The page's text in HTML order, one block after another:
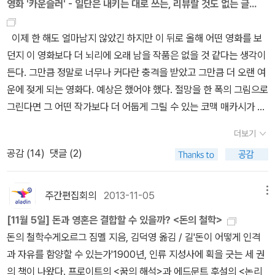
책을 몇 권 띡 읽고 말 인간이 아니고, 뭐 그러다 보니 프로이트는 치
킨에 발라먹는 양념에 들어갈 70가지 갖은 식재료 가운데 한 가지-
그런 포지션이다. 그래서 뭐라고 말해도 오구오구하게 되는 것이다.
syo는 ‘내 이론’도 ‘내’ 이론도 만들 생각이 없다. 세상의 다양한 이론
들이 내 안에 들어와 두서없이 섞여 그때그때 상황에 맞게 색을 바꿔
으로, 무의식 안에 무의식적으로 쌓은 다른 생각들의 할매국밥이다.
모두가 원조이고 누구도 원조가 아닌. 이건 프로이트의 생각과 그리
멀지 않다. 프로이트의 가장 큰 업적은 ‘무의식의 발견’이고 그 업적의
가장 큰 효과는 ‘주체성의 파괴’다. 내가 나라고 너무 철저히 믿지 않
는 것이 좋다. 나밖에 모르는 내가 있겠지만, 다름 아닌 나라서 결코
알 수 없는 나도 있는 법. 우리 같은 범인들이 프로이트를 통해 얻어야
할 지혜는 그런 정도다. 인간에 대해서, 꿈에 대해서, 심지어 무의식에
대해서조차, 이제는 다른 철학자들의 책과 과학책을 통해 배우는 게
더 나은 시대가 왔다. 나는 프로이트가 이렇게 말하는 나를 좋아할지
리크를 같이 꼽은 건 물론 <라운드 하우스>(문학동네, 2015)가 번역
돼 나왔기 때문인데, 전미도서상 수상작가라는 점에서도 같이 언급될
만하다. 매카시의 <모두 다 예쁜 말들>이 1992년 전미도서상 수상
작이고 <라운드 하우스>가 2012년 수상작이다. 매카시가 33년생이
고 어드리크가 54년생이므로 둘 사이의 연배도 얼추 20년 차이다. <
비둘기 재앙>(문학동네, 2010)으로 처음 소개된 어드리크의 작품은
네 편이 번역된 상황인데, 미국에서는 소위 '아메리카 원주민 문학'의
가장 중요한 작가로 평가받고 있으며 연구서도 여럿 나와 있다. 첫 장
편소설 <사랑의 묘약>으로 전미도서비평가협회상을 수상하고, 영문
학자 토마스 C. 포스터 선정 '미국을 만든 25권'과 아마존 선정 '죽기
전에 꼭 읽어야 할 도서 100선'에 꼽히며 평단과 동료 작가와 언론으
로부터 '아메리카 원주민 문학의 르네상스'를 이끌었다는 찬사를 받은
작가, 2014년에는 '지속적인 작업과 한결같은 성취로 미국 문학계에
큰 족적을 남긴 작가'에게 수여되는 펜/솔 벨로 상을 수상한 작가 루
영화 <카운슬러>에서도 마찬가지인데, 카운슬러(마이클 패스벤더)
가 보게 되는 세계는 그가 꿈에서라도 생각해보지 않은 세계, 끔찍한
평행우주다(이 영화 카운슬러는 이 두 가지를 평행하게 놓고 초반의
이야기를 전개시킨다. 전혀 섞일 수 없는 두 세계가 교차되며 영화가
전개된다. 이 무시무시한 대비. 예를 들어 영화의 중반부 총에 맞은 마
약운반원이 트럭을 몰고 겨우 도착한 낡은 주유소. 마치 F1의 피트 스
톱처럼 이루어지는 일사불란한 움직임. 어린아이가 포함된 그들은 도
대체 이 일에 얼마나 익숙해져 있는 것인가). 그들은 그들의 실수이
든, 혹은 다른 누구의 잘못이든, 혹은 어쩔 수 없는 운명이든 간에, 자
았을 시간과 공간. 물론 이렇게 말하는 것은 즉각적인 의문을 불러 일
으킨다. 죽는 것이 더 나은 시간과 공간이 있을까. 그러나 코맥 맥카시
는 능히 그런 것을 보여줄 수 있는 작자이다. 그것을 <카운슬러>는
냉혹하게 그려서 보여주기도 하고, 동시에 대사로서 가르쳐 주기도
한다. 아니, 죽는 것은 너무 쉽지. 그리고 우리는 그 말에 어쩔 수 없이
영화 '카운슬러' - 일단은 내키는 대로 쓰는, 리뷰랄 것도 없는 글...
이제 한 해도 얼마남지 않았긴 하지만 이 뒤로 올해 어떤 영화를 보
던지 이 영화보다 더 뇌리에 오래 남을 작품은 없을 것 같다는 생각이
든다. 그만큼 정말로 너무나 커다란 충격을 받았고 그만큼 더 오랜 여
운에 젖게 되는 영화다. 예상은 했어야 했다. 절망을 한 폭의 그림으로
그린다면 그 어떤 작가보다 더 어둡게 그릴 수 있는 코맥 매카시가 원
로 잃어버린 리들리 스콧이었음을 알았다면 말이다. 이렇게 너무도
절망적이고 어두운 영화라는 걸 짐작은 해야했다. 나는 어쩌면 예고
편에 속았나 보다. 시치미 뚝 떼고 너무나도 스릴러다운 모습만을 보
여주고 있었으니까. 그렇게 꽤나 빼어난 재미의 스릴러일 것이라는
에서 마치 소태를 곱씹듯 짜디 짠 소금의 심장이 되어 집으로 돌아와
야 했다. 감히 말한다. 카운슬러는 절망의 기록이다. 아주 길고도 깊
은... 요즘 대세 배우의 주연 마이클 패스벤더를 비롯하여 역시나 코
더보기
공감 (14) 댓글 (2)
주간편집회의 2013-11-05
[11월 5일] 돈과 영혼은 결합할 수 있을까? <돈의 철학>
돈의 철학수게오르그 짐멜 지음, 김덕영 옮김 / 길'돈이 어떻게 인격
과 자유를 함양할 수 있는가'1900년, 인류 지성사에 획을 긋는 세 권
의 책이 나왔다. 프로이트의 <꿈의 해석>과 에드문트 후설의 <논리